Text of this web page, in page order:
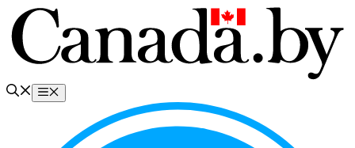
Перейти
содержимому
Меню